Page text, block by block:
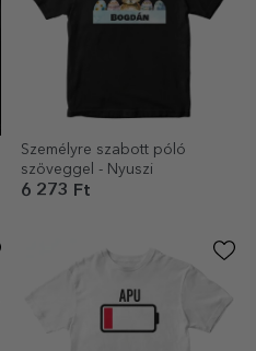
Személyre szabott póló
szöveggel - Nyuszi
6 273 Ft